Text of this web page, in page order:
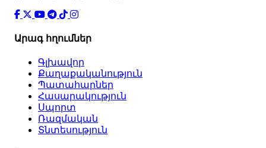
Արագ հղումներ
Գլխավոր
Քաղաքականություն
Պատահարներ
Հասարակություն
Սպորտ
Ռազմական
Տնտեսություն